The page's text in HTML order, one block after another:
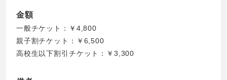
金額
一般チケット：￥4,800
親子割チケット：￥6,500
高校生以下割引チケット：￥3,300